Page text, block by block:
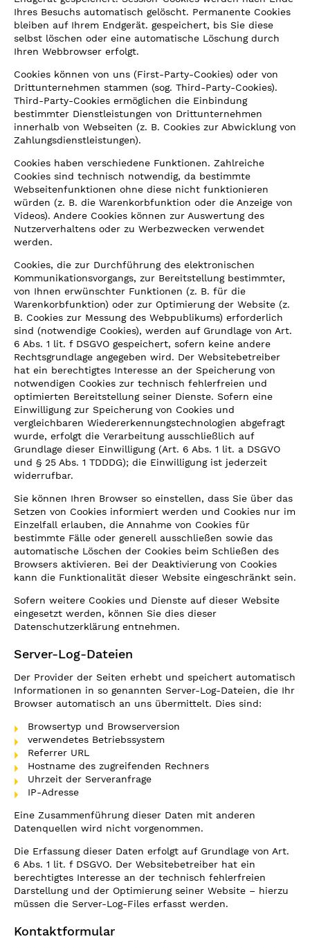
Ihres Besuchs automatisch gelöscht. Permanente Cookies
bleiben auf Ihrem Endgerät. gespeichert, bis Sie diese
selbst löschen oder eine automatische Löschung durch
Ihren Webbrowser erfolgt.
Cookies können von uns (First-Party-Cookies) oder von
Drittunternehmen stammen (sog. Third-Party-Cookies).
Third-Party-Cookies ermöglichen die Einbindung
bestimmter Dienstleistungen von Drittunternehmen
innerhalb von Webseiten (z. B. Cookies zur Abwicklung von
Zahlungsdienstleistungen).
Cookies haben verschiedene Funktionen. Zahlreiche
Cookies sind technisch notwendig, da bestimmte
Webseitenfunktionen ohne diese nicht funktionieren
würden (z. B. die Warenkorbfunktion oder die Anzeige von
Videos). Andere Cookies können zur Auswertung des
Nutzerverhaltens oder zu Werbezwecken verwendet
werden.
Cookies, die zur Durchführung des elektronischen
Kommunikationsvorgangs, zur Bereitstellung bestimmter,
von Ihnen erwünschter Funktionen (z. B. für die
Warenkorbfunktion) oder zur Optimierung der Website (z.
B. Cookies zur Messung des Webpublikums) erforderlich
sind (notwendige Cookies), werden auf Grundlage von Art.
6 Abs. 1 lit. f DSGVO gespeichert, sofern keine andere
Rechtsgrundlage angegeben wird. Der Websitebetreiber
hat ein berechtigtes Interesse an der Speicherung von
notwendigen Cookies zur technisch fehlerfreien und
optimierten Bereitstellung seiner Dienste. Sofern eine
Einwilligung zur Speicherung von Cookies und
vergleichbaren Wiedererkennungstechnologien abgefragt
wurde, erfolgt die Verarbeitung ausschließlich auf
Grundlage dieser Einwilligung (Art. 6 Abs. 1 lit. a DSGVO
und § 25 Abs. 1 TDDDG); die Einwilligung ist jederzeit
widerrufbar.
Sie können Ihren Browser so einstellen, dass Sie über das
Setzen von Cookies informiert werden und Cookies nur im
Einzelfall erlauben, die Annahme von Cookies für
bestimmte Fälle oder generell ausschließen sowie das
automatische Löschen der Cookies beim Schließen des
Browsers aktivieren. Bei der Deaktivierung von Cookies
kann die Funktionalität dieser Website eingeschränkt sein.
Sofern weitere Cookies und Dienste auf dieser Website
eingesetzt werden, können Sie dies dieser
Datenschutzerklärung entnehmen.
Server-Log-Dateien
Der Provider der Seiten erhebt und speichert automatisch
Informationen in so genannten Server-Log-Dateien, die Ihr
Browser automatisch an uns übermittelt. Dies sind:
Browsertyp und Browserversion
verwendetes Betriebssystem
Referrer URL
Hostname des zugreifenden Rechners
Uhrzeit der Serveranfrage
IP-Adresse
Eine Zusammenführung dieser Daten mit anderen
Datenquellen wird nicht vorgenommen.
Die Erfassung dieser Daten erfolgt auf Grundlage von Art.
6 Abs. 1 lit. f DSGVO. Der Websitebetreiber hat ein
berechtigtes Interesse an der technisch fehlerfreien
Darstellung und der Optimierung seiner Website – hierzu
müssen die Server-Log-Files erfasst werden.
Kontaktformular